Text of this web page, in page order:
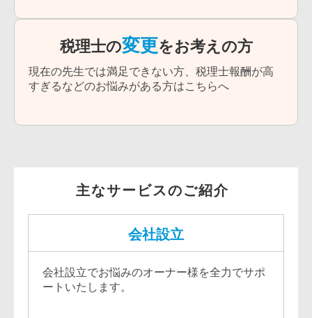
税理士の変更をお考えの方
現在の先生では満足できない方、税理士報酬が高
すぎるなどのお悩みがある方はこちらへ
主なサービスのご紹介
会社設立
会社設立でお悩みのオーナー様を全力でサポ
ートいたします。